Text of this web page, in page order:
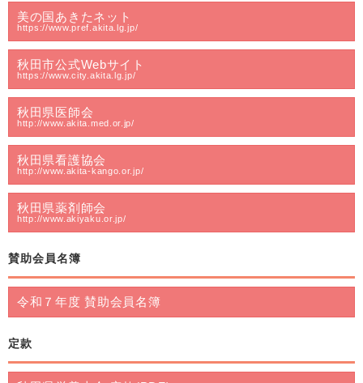
美の国あきたネット
https://www.pref.akita.lg.jp/
秋田市公式Webサイト
https://www.city.akita.lg.jp/
秋田県医師会
http://www.akita.med.or.jp/
秋田県看護協会
http://www.akita-kango.or.jp/
秋田県薬剤師会
http://www.akiyaku.or.jp/
賛助会員名簿
令和７年度 賛助会員名簿
定款